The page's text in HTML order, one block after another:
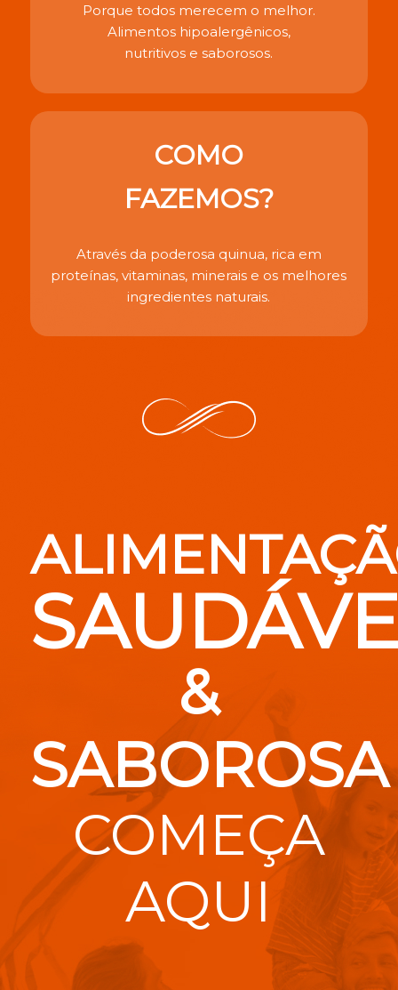
Porque todos merecem o melhor.
Alimentos hipoalergênicos,
nutritivos e saborosos.
COMO
FAZEMOS?
Através da poderosa quinua, rica em
proteínas, vitaminas, minerais e os melhores
ingredientes naturais.
&
SABOROSA
COMEÇA
AQUI